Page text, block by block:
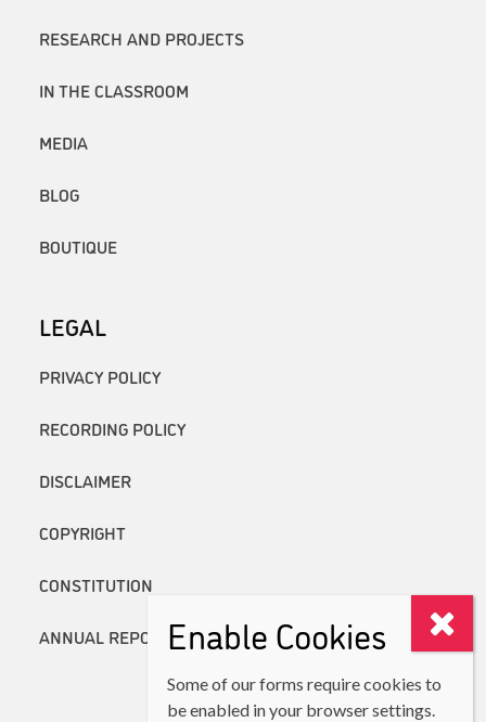
RESEARCH AND PROJECTS
IN THE CLASSROOM
MEDIA
BLOG
BOUTIQUE
LEGAL
PRIVACY POLICY
RECORDING POLICY
DISCLAIMER
COPYRIGHT
CONSTITUTION
ANNUAL REPORTSEnable Cookies
Some of our forms require cookies to
be enabled in your browser settings.